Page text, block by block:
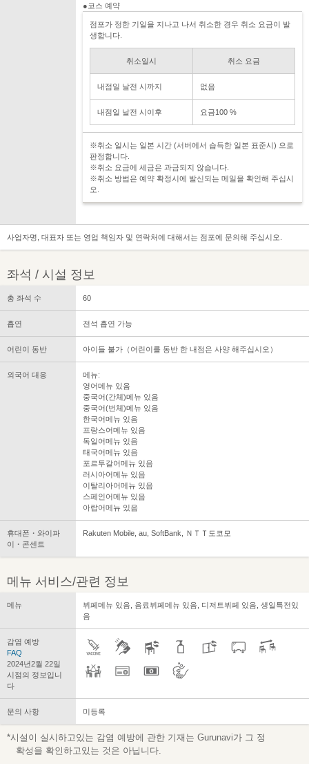
●코스 예약
점포가 정한 기일을 지나고 나서 취소한 경우 취소 요금이 발
생합니다.
취소일시 취소 요금
내점일 날전 시까지 없음
내점일 날전 시이후 요금100 %
※취소 일시는 일본 시간 (서버에서 습득한 일본 표준시) 으로
판정합니다.
※취소 요금에 세금은 과금되지 않습니다.
※취소 방법은 예약 확정시에 발신되는 메일을 확인해 주십시
오.
사업자명, 대표자 또는 영업 책임자 및 연락처에 대해서는 점포에 문의해 주십시오.
좌석 / 시설 정보
총 좌석 수 60
흡연 전석 흡연 가능
어린이 동반 아이들 불가（어린이를 동반 한 내점은 사양 해주십시오）
외국어 대응
메뉴:
영어메뉴 있음
중국어(간체)메뉴 있음
중국어(번체)메뉴 있음
한국어메뉴 있음
프랑스어메뉴 있음
독일어메뉴 있음
태국어메뉴 있음
포르투갈어메뉴 있음
러시아어메뉴 있음
이탈리아어메뉴 있음
스페인어메뉴 있음
아랍어메뉴 있음
휴대폰・와이파
이・콘센트
Rakuten Mobile, au, SoftBank, ＮＴＴ도코모
메뉴 서비스/관련 정보
메뉴
뷔페메뉴 있음, 음료뷔페메뉴 있음, 디저트뷔페 있음, 생일특전있
음
감염 예방
FAQ
2024년2월 22일
시점의 정보입니
다
문의 사항 미등록
*시설이 실시하고있는 감염 예방에 관한 기재는 Gurunavi가 그 정
확성을 확인하고있는 것은 아닙니다.